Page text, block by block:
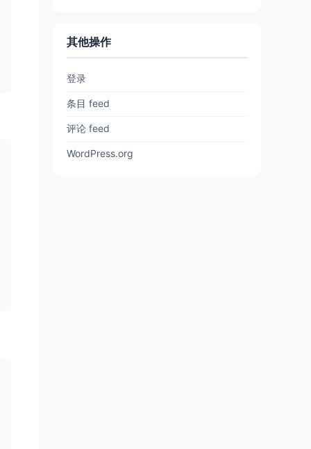
其他操作
登录
条目 feed
评论 feed
WordPress.org